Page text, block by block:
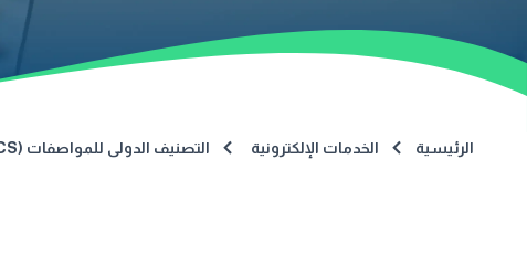
الرئيسية الخدمات الإلكترونية التصنيف الدولى للمواصفات (ICS)